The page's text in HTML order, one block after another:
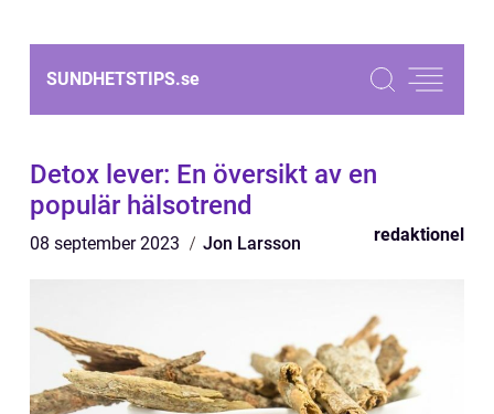
SUNDHETSTIPS.se
Detox lever: En översikt av en
populär hälsotrend
08 september 2023 Jon Larsson redaktionel